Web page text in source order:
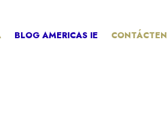
BLOG AMERICAS IE